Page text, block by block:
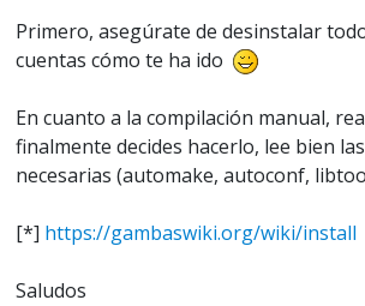
Primero, asegúrate de desinstalar
cuentas cómo te ha ido
En cuanto a la compilación manual,
finalmente decides hacerlo, lee bien
necesarias (automake, autoconf,
[*] https://gambaswiki.org/wiki/install
Saludos